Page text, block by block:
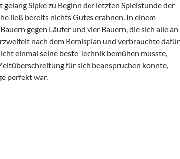
Sipke zu Beginn der letzten Spielstunde der
ließ bereits nichts Gutes erahnen. In einem
gegen Läufer und vier Bauern, die sich alle an
nach dem Remisplan und verbrauchte dafür
einmal seine beste Technik bemühen musste,
für sich beanspruchen konnte,
perfekt war.